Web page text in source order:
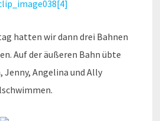
hatten wir dann drei Bahnen
Auf der äußeren Bahn übte
Jenny, Angelina und Ally